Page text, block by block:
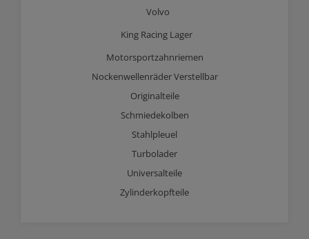
Volvo
King Racing Lager
Motorsportzahnriemen
Nockenwellenräder Verstellbar
Originalteile
Schmiedekolben
Stahlpleuel
Turbolader
Universalteile
Zylinderkopfteile